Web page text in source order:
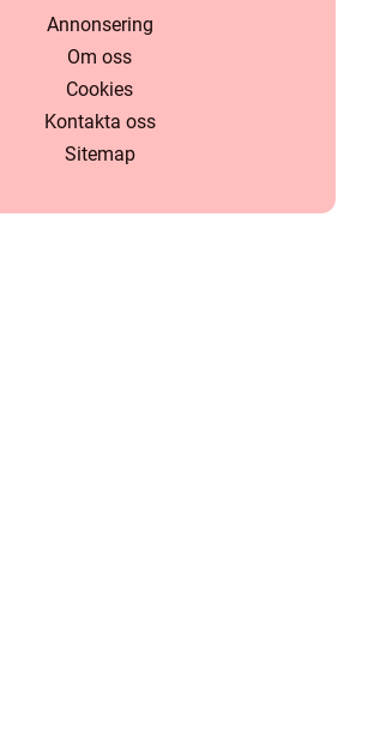
Annonsering
Om oss
Cookies
Kontakta oss
Sitemap